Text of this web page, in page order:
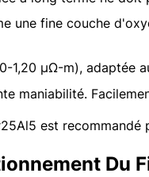
une fine couche
1,20 μΩ-m), adaptée
maniabilité.
est
Du